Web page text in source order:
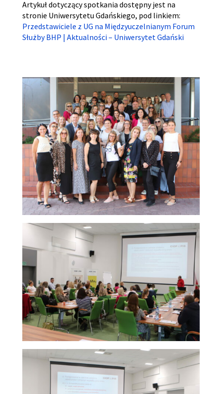
Artykuł dotyczący spotkania dostępny jest na
stronie Uniwersytetu Gdańskiego, pod linkiem:
Przedstawiciele z UG na Międzyuczelnianym Forum
Służby BHP | Aktualności – Uniwersytet Gdański